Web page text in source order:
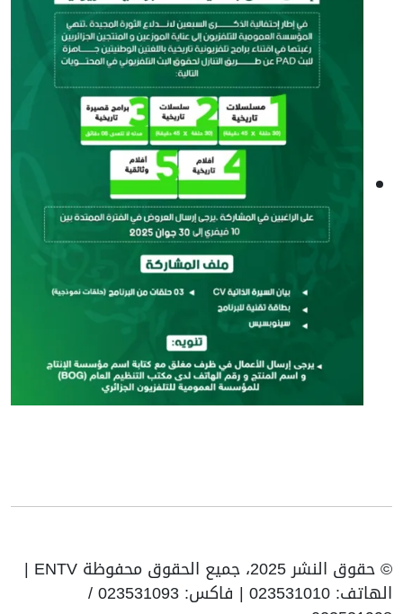
© حقوق النشر 2025، جميع الحقوق محفوظة ENTV |
الهاتف: 023531010 | فاكس: 023531093 /